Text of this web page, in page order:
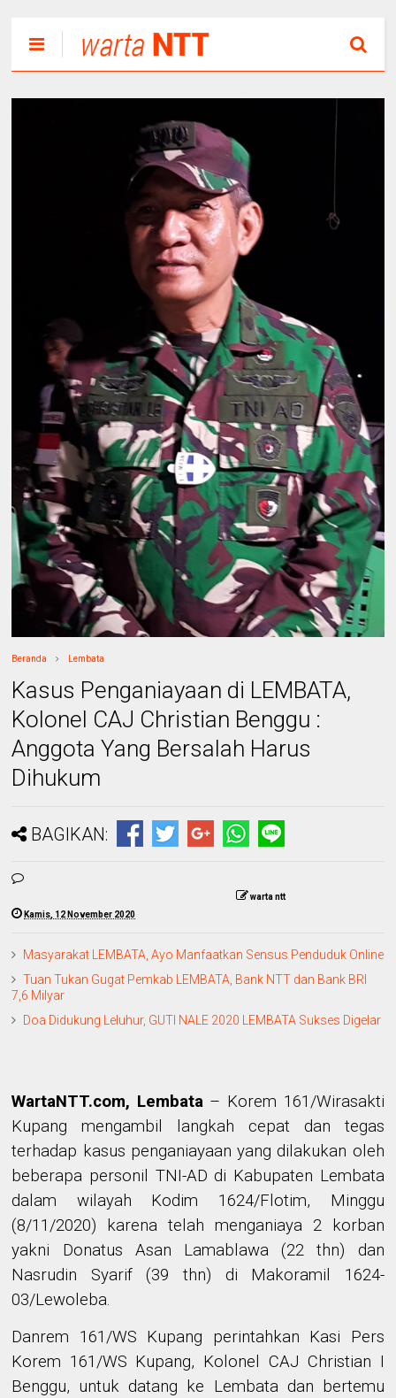
Beranda Lembata
Kasus Penganiayaan di LEMBATA,
Kolonel CAJ Christian Benggu :
Anggota Yang Bersalah Harus
Dihukum
BAGIKAN:
warta ntt
Kamis, 12 November 2020
Masyarakat LEMBATA, Ayo Manfaatkan Sensus Penduduk Online
Tuan Tukan Gugat Pemkab LEMBATA, Bank NTT dan Bank BRI
7,6 Milyar
Doa Didukung Leluhur, GUTI NALE 2020 LEMBATA Sukses Digelar
WartaNTT.com, Lembata– Korem 161/Wirasakti
Kupang mengambil langkah cepat dan tegas
terhadap kasus penganiayaan yang dilakukan oleh
beberapa personil TNI-AD di Kabupaten Lembata
dalam wilayah Kodim 1624/Flotim, Minggu
(8/11/2020) karena telah menganiaya 2 korban
yakni Donatus Asan Lamablawa (22 thn) dan
Nasrudin Syarif(39 thn) di Makoramil 1624-
03/Lewoleba.
Danrem 161/WS Kupang perintahkan Kasi
Pers
Korem 161/WS Kupang, Kolonel CAJ Christian I
Benggu, untuk datang ke Lembata dan bertemu